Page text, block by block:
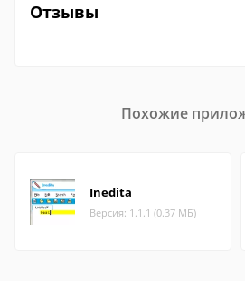
Отзывы
Похожие
Inedita
Версия: 1.1.1 (0.37 МБ)